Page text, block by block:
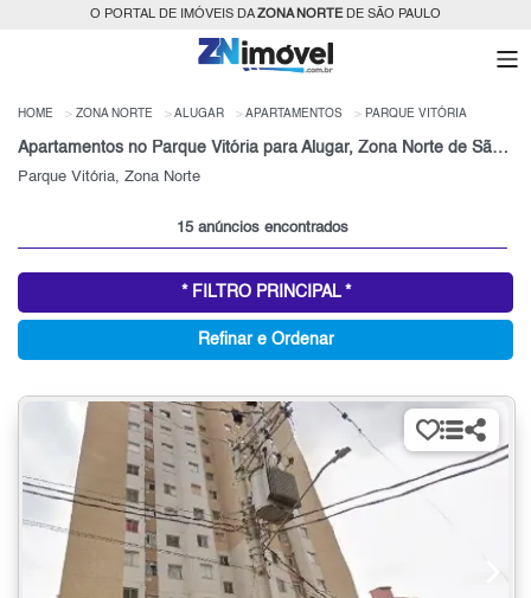
O PORTAL DE IMÓVEIS DAZONA NORTEDE SÃO PAULO
HOME ZONA NORTE ALUGAR APARTAMENTOS PARQUE VITÓRIA
Apartamentos no Parque Vitória para Alugar, Zona Norte de São Paulo, SP
Parque Vitória, Zona Norte
15 anúncios encontrados
* FILTRO PRINCIPAL *
Refinar e Ordenar